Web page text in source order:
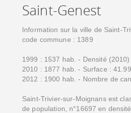
Saint-Genest
Information sur la ville de Saint-
code commune : 1389
1999 : 1537 hab. - Densité
2010 : 1877 hab. - Surface :
2012 : 1900 hab. - Nombre de
Saint-Trivier-sur-Moignans est
de population, n°16697 en